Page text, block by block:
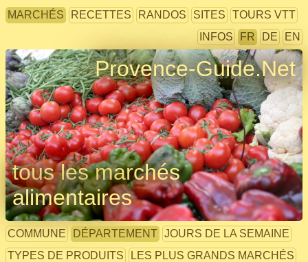
MARCHÉS RECETTES RANDOS SITES
TOURS VTT
INFOS
FR DE EN
Provence-Guide.Net
tous les marchés
alimentaires
COMMUNE DÉPARTEMENT JOURS DE LA SEMAINE
TYPES DE PRODUITS
LES PLUS GRANDS MARCHÉS